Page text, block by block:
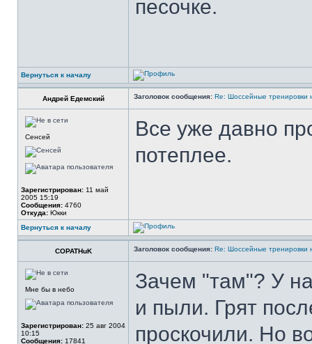
песочке.
Вернуться к началу
Андрей Едемский Заголовок сообщения: Re: Шоссейные тренировки
Сенсей
Зарегистрирован: 11 май
2005 15:19
Сообщения: 4760
Откуда: Юкки
Все уже давно
потеплее.
Вернуться к началу
COPATHuK Заголовок сообщения: Re: Шоссейные тренировки
Мне бы в небо
Зарегистрирован: 25 авг 2004
10:15
Сообщения: 17841
Зачем "там"? У
и пыли. Грят
проскочили. Но